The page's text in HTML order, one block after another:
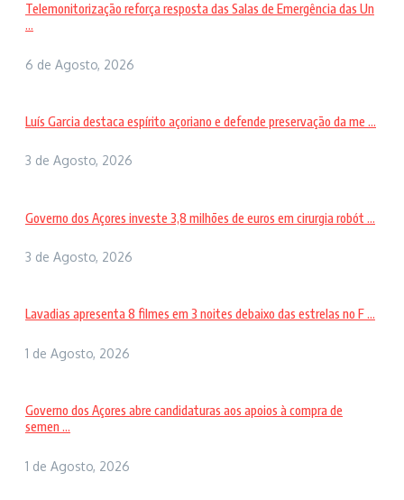
Telemonitorização reforça resposta das Salas de Emergência das Un
...
6 de Agosto, 2026
Luís Garcia destaca espírito açoriano e defende preservação da me ...
3 de Agosto, 2026
Governo dos Açores investe 3,8 milhões de euros em cirurgia robót ...
3 de Agosto, 2026
Lavadias apresenta 8 filmes em 3 noites debaixo das estrelas no F ...
1 de Agosto, 2026
Governo dos Açores abre candidaturas aos apoios à compra de
semen ...
1 de Agosto, 2026